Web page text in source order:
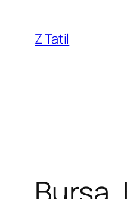
Z Tatil